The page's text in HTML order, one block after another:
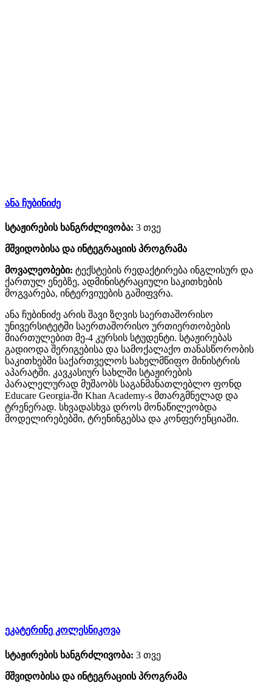
ანა ჩუბინიძე
სტაჟირების ხანგრძლივობა: 3 თვე
მშვიდობისა და ინტეგრაციის პროგრამა
მოვალეობები: ტექსტების რედაქტირება ინგლისურ და
ქართულ ენებზე, ადმინისტრაციული საკითხების
მოგვარება, ინტერვიუების გაშიფვრა.
ანა ჩუბინიძე არის შავი ზღვის საერთაშორისო
უნივერსიტეტში საერთაშორისო ურთიერთობების
მიართულებით მე-4 კურსის სტუდენტი. სტაჟირებას
გადიოდა შერიგებისა და სამოქალაქო თანასწორობის
საკითხებში საქართველოს სახელმწიფო მინისტრის
აპარატში. კავკასიურ სახლში სტაჟირების
პარალელურად მუშაობს საგანმანათლებლო ფონდ
Educare Georgia-ში Khan Academy-s მთარგმნელად და
ტრენერად. სხვადასხვა დროს მონაწილეობდა
მოდელირებებში, ტრენინგებსა და კონფერენციაში.
ეკატერინე კოლესნიკოვა
სტაჟირების ხანგრძლივობა: 3 თვე
მშვიდობისა და ინტეგრაციის პროგრამა